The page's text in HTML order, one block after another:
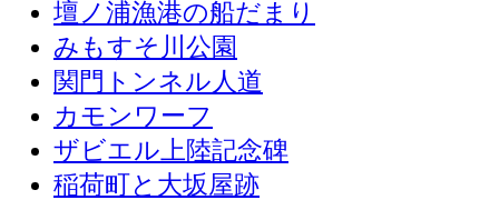
壇ノ浦漁港の船だまり
みもすそ川公園
関門トンネル人道
カモンワーフ
ザビエル上陸記念碑
稲荷町と大坂屋跡